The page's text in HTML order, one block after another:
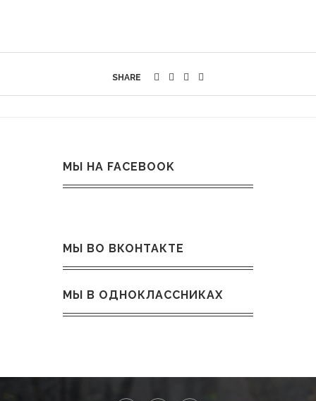
SHARE
МЫ НА FACEBOOK
МЫ ВО ВКОНТАКТЕ
МЫ В ОДНОКЛАССНИКАХ